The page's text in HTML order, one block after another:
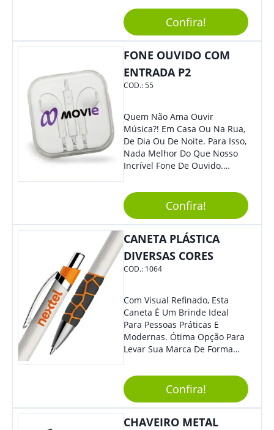
Empresa Em Eventos,
Reuniões Corporativas Ou Até
Mesmo Para Presentear
Colaboradores.
Confira!
FONE OUVIDO COM
ENTRADA P2
COD.:55
Quem Não Ama Ouvir
Música?! Em Casa Ou Na Rua,
De Dia Ou De Noite. Para Isso,
Nada Melhor Do Que Nosso
Incrível Fone De Ouvido.
De Excelente Qualidade, E
Contando Com Tamanho De
Fio Ideal Para Se Movimentar
Com Mais Liberdade, É O
Brinde Que Seus Clientes E
Colaboradores Mais Querem!
Não Fique De Fora! Ofereça
Em Eventos, Feiras E
Marca Em Grande Destaque.
Confira!
CANETA PLÁSTICA
DIVERSAS CORES
COD.: 1064
Com Visual Refinado, Esta
Caneta É Um Brinde Ideal
Para Pessoas Práticas E
Modernas. Ótima Opção Para
Levar Sua Marca De Forma
Sua Empresa Em Eventos,
Reuniões Corporativas Ou Até
Mesmo Para Presentear
Colaboradores E Parceiros De
Sua Empresa.
Confira!
CHAVEIRO METAL